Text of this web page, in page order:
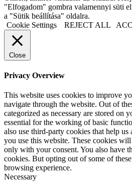
"Elfogadom" gombra valamennyi süti
a "Sütik beállítása" oldalra.
Cookie Settings
REJECT ALL
Close
Privacy Overview
This website uses cookies to improve
navigate through the website. Out of
categorized as necessary are stored on
essential for the working of basic
also use third-party cookies that help
you use this website. These cookies
only with your consent. You also have
cookies. But opting out of some of
browsing experience.
Necessary